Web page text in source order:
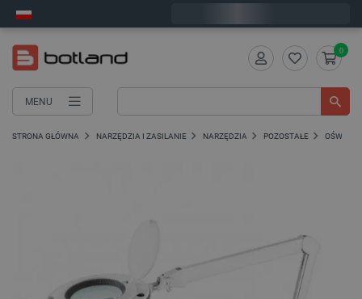
MENU
0
STRONA GŁÓWNA NARZĘDZIA I ZASILANIE NARZĘDZIA POZOSTAŁE